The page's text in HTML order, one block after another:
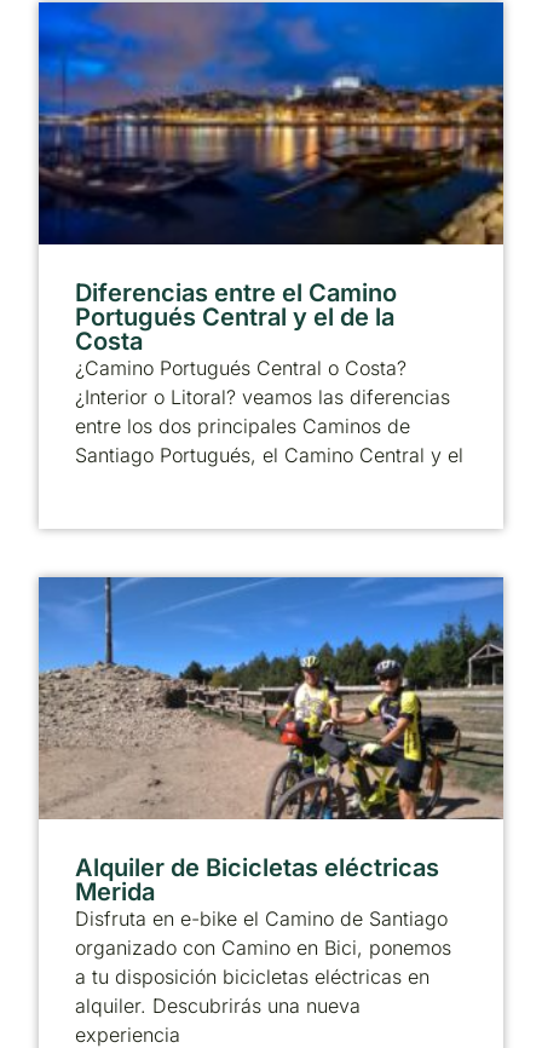
Diferencias entre el Camino
Portugués Central y el de la
Costa
¿Camino Portugués Central o Costa?
¿Interior o Litoral? veamos las diferencias
entre los dos principales Caminos de
Santiago Portugués, el Camino Central y el
Alquiler de Bicicletas eléctricas
Merida
Disfruta en e-bike el Camino de Santiago
organizado con Camino en Bici, ponemos
a tu disposición bicicletas eléctricas en
alquiler. Descubrirás una nueva
experiencia